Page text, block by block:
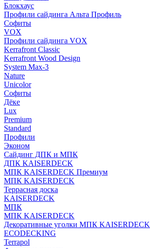
Блокхаус
Профили сайдинга Альта Профиль
Софиты
VOX
Профили сайдинга VOX
Kerrafront Classic
Kerrafront Wood Design
System Max-3
Nature
Unicolor
Софиты
Дёке
Lux
Premium
Standard
Профили
Эконом
Сайдинг ДПК и МПК
ДПК KAISERDECK
МПК KAISERDECK Премиум
МПК KAISERDECK
Террасная доска
KAISERDECK
МПК
МПК KAISERDECK
Декоративные уголки МПК KAISERDECK
ECODECKING
Terrapol